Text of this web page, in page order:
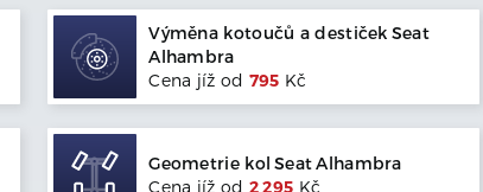
Výměna kotoučů a destiček Seat
Alhambra
Cena jíž od 795 Kč
Geometrie kol SeatAlhambra
Cena jíž od 2 295 Kč